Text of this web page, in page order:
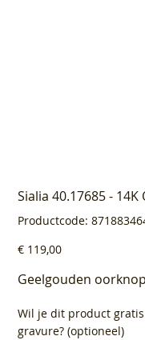
Sialia 40.17685 -
Productcode: Productcode
Prijs
€ 119,00
Geelgouden
Wil je dit product
gravure? (optioneel)